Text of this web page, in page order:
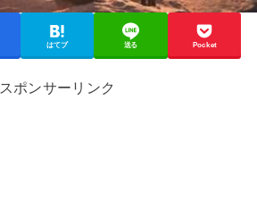
はてブ 送る Pocket
スポンサーリンク